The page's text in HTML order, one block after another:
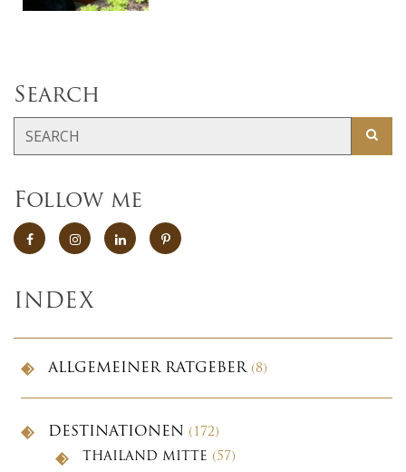
Search
Follow me
INDEX
ALLGEMEINER RATGEBER(8)
DESTINATIONEN (172)
THAILAND MITTE (57)